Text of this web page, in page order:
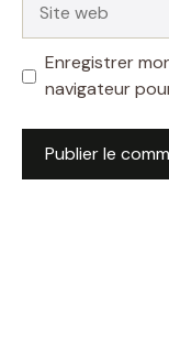
web
Enregistrer
navigateur